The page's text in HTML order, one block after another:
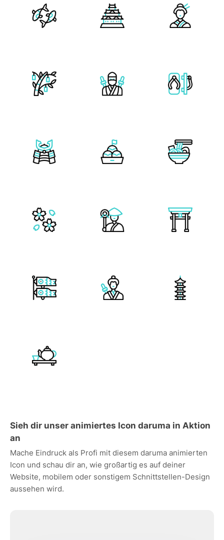
Sieh dir unser animiertes Icon daruma in Aktion
an
Mache Eindruck als Profi mit diesem daruma animierten
Icon und schau dir an, wie großartig es auf deiner
Website, mobilem oder sonstigem Schnittstellen-Design
aussehen wird.